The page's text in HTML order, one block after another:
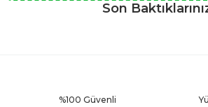
Son
%100 Güvenli